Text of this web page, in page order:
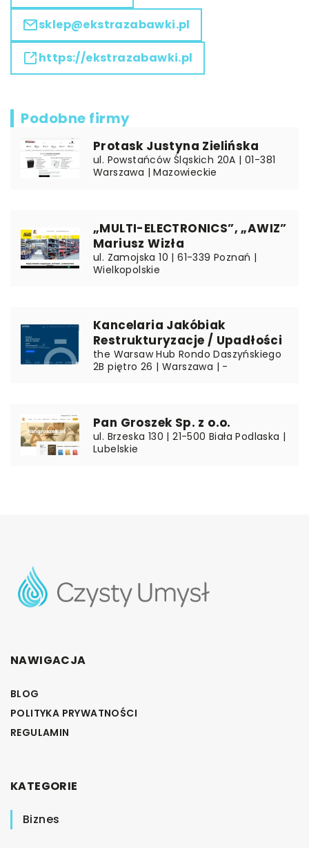
sklep@ekstrazabawki.pl
https://ekstrazabawki.pl
Podobne firmy
Protask Justyna Zielińska
ul. Powstańców Śląskich 20A | 01-381
Warszawa | Mazowieckie
„MULTI-ELECTRONICS”, „AWIZ”
Mariusz Wizła
ul. Zamojska 10 | 61-339 Poznań |
Wielkopolskie
Kancelaria Jakóbiak
Restrukturyzacje / Upadłości
the Warsaw Hub Rondo Daszyńskiego
2B piętro 26 | Warszawa | -
Pan Groszek Sp. z o.o.
ul. Brzeska 130 | 21-500 Biała Podlaska |
Lubelskie
NAWIGACJA
BLOG
POLITYKA PRYWATNOŚCI
REGULAMIN
KATEGORIE
Biznes